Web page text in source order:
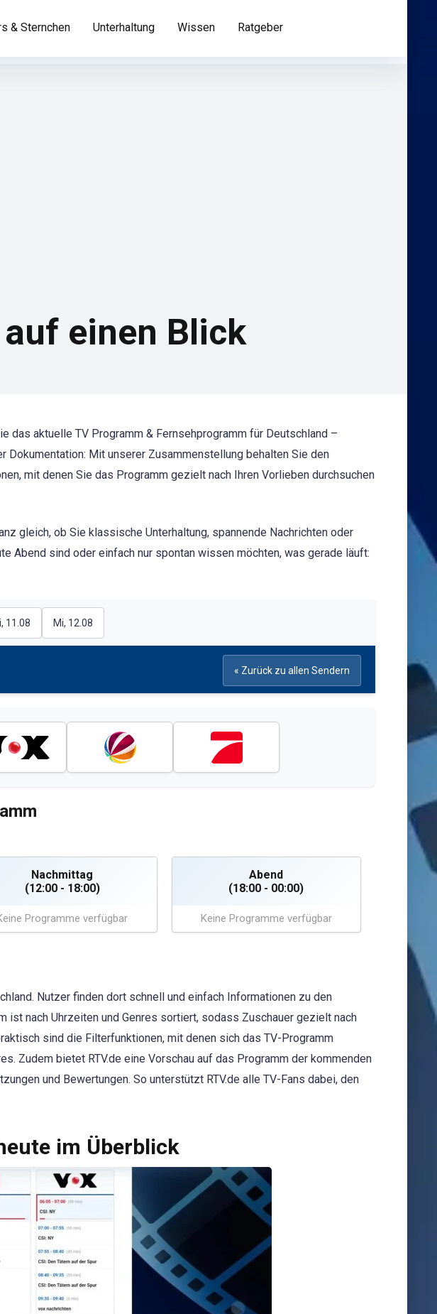
& Sternchen Unterhaltung Wissen Ratgeber
einen Blick
das aktuelle TV Programm & Fernsehprogramm für Deutschland –
Dokumentation: Mit unserer Zusammenstellung behalten Sie den
mit denen Sie das Programm gezielt nach Ihren Vorlieben durchsuchen
gleich, ob Sie klassische Unterhaltung, spannende Nachrichten oder
Abend sind oder einfach nur spontan wissen möchten, was gerade läuft:
11.08 Mi, 12.08
« Zurück zu allen Sendern
Nachmittag
(12:00 - 18:00)
Programme verfügbar
Abend
(18:00 - 00:00)
Keine Programme verfügbar
Nutzer finden dort schnell und einfach Informationen zu den
ist nach Uhrzeiten und Genres sortiert, sodass Zuschauer gezielt nach
sind die Filterfunktionen, mit denen sich das TV-Programm
Zudem bietet RTV.de eine Vorschau auf das Programm der kommenden
und Bewertungen. So unterstützt RTV.de alle TV-Fans dabei, den
im Überblick